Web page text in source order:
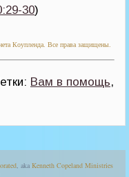
30)
Коупленда. Все права защищены.
Вам в помощь,
, aka Kenneth Copeland Ministries